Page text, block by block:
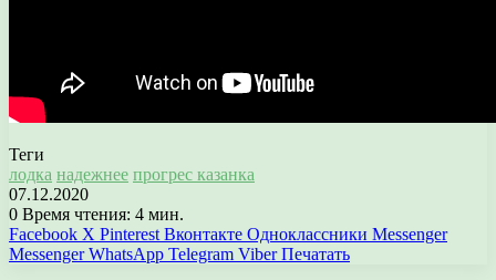
Теги
лодка надежнее прогрес казанка
07.12.2020
0 Время чтения: 4 мин.
Facebook X Pinterest Вконтакте Одноклассники Messenger
Messenger WhatsApp Telegram Viber Печатать